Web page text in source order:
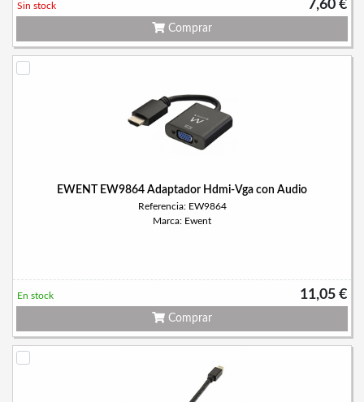
7,60 €
Sin stock
Comprar
EWENT EW9864 Adaptador Hdmi-Vga con Audio
Referencia: EW9864
Marca: Ewent
11,05 €
En stock
Comprar